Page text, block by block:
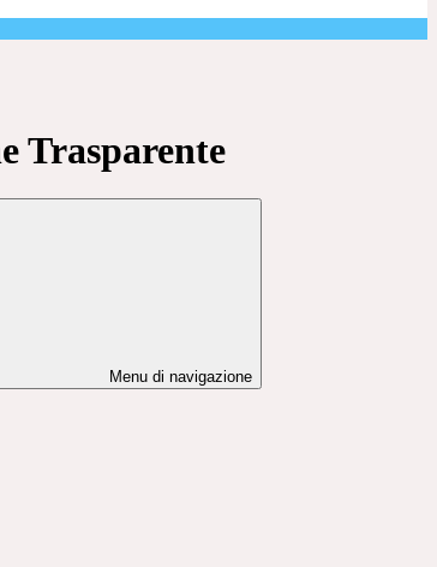
Trasparente
Menu di navigazione